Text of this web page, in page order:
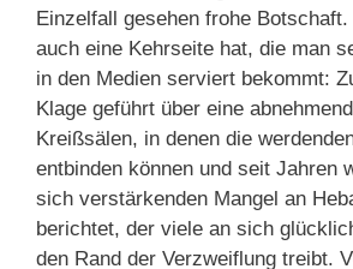
Einzelfall gesehen frohe
auch eine Kehrseite hat, die man
in den Medien serviert bekommt:
Klage geführt über eine
Kreißsälen, in denen die
entbinden können und seit Jahren
sich verstärkenden Mangel an
berichtet, der viele an sich
den Rand der Verzweiflung treibt.